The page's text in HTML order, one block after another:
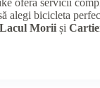
oferă servicii
alegi bicicleta
Lacul Morii și